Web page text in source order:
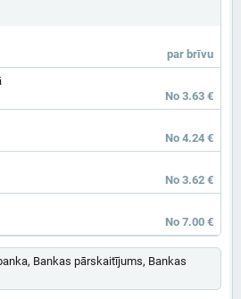
par brīvu
No 3.63 €
No 4.24 €
No 3.62 €
No 7.00 €
Bankas pārskaitījums, Bankas